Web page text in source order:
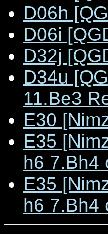
D06h
D06i
D32j
D34u
11.Be3
E30
E35
h6 7.Bh4
E35
h6 7.Bh4